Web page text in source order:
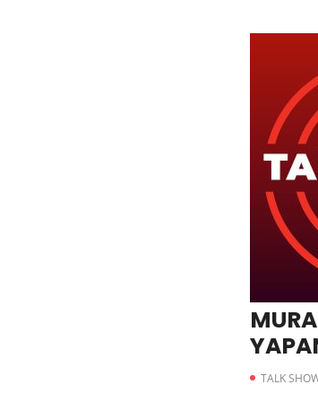
TALK